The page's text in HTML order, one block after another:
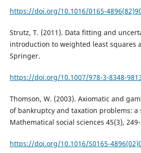
https://doi.org/10.1016/0165-
Strutz, T. (2011). Data fitting and
introduction to weighted least squares
Springer.
https://doi.org/10.1007/978-3-8348-
Thomson, W. (2003). Axiomatic and
of bankruptcy and taxation problems: a
Mathematical social sciences 45(3),
https://doi.org/10.1016/S0165-